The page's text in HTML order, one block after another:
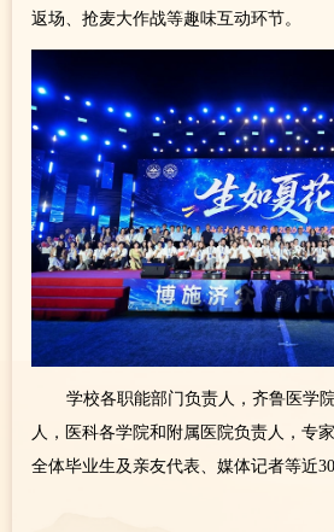
返场、抢麦大作战等趣味互动环节。
学校各职能部门负责人，齐鲁医学
人，医科各学院和附属医院负责人，专
全体毕业生及亲友代表、媒体记者等近